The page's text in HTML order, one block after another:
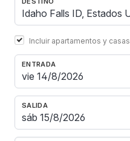
Incluir apartamentos y casas
ENTRADA
SALIDA